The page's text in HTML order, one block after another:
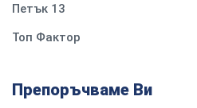
Петък 13
Топ Фактор
Препоръчваме Ви